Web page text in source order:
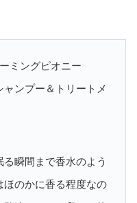
ミングピオニー
ンプー＆トリートメ
瞬間まで香水のよう
ほのかに香る程度なの